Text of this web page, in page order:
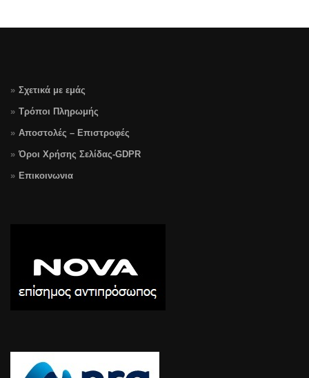
Σχετικά με εμάς
Τρόποι Πληρωμής
Αποστολές – Επιστροφές
Όροι Χρήσης Σελίδας-GDPR
Επικοινωνια